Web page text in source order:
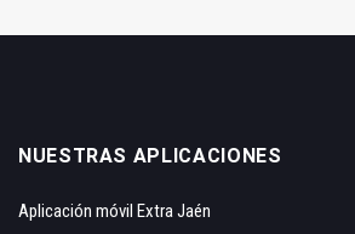
NUESTRAS APLICACIONES
Aplicación móvil Extra Jaén